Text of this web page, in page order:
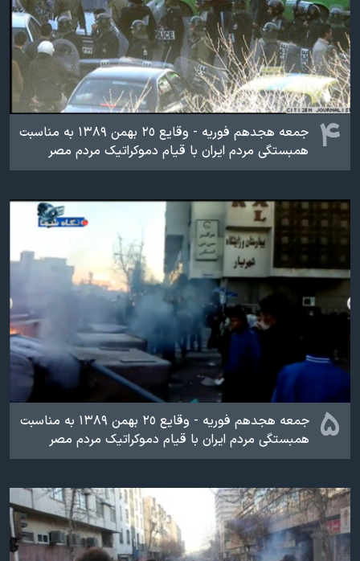
۴
جمعه هجدهم فوریه - وقایع ٢٥ بهمن ۱۳۸۹ به مناسبت
همبستگی مردم ایران با قیام دموکراتیک مردم مصر
۵
جمعه هجدهم فوریه - وقایع ٢٥ بهمن ۱۳۸۹ به مناسبت
همبستگی مردم ایران با قیام دموکراتیک مردم مصر